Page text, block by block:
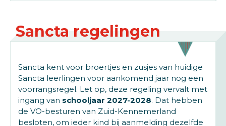
Sancta regelingen
Sancta kent voor broertjes en zusjes van huidige
Sancta leerlingen voor aankomend jaar nog een
voorrangsregel. Let op, deze regeling vervalt met
ingang van schooljaar 2027-2028. Dat hebben
de VO-besturen van Zuid-Kennemerland
besloten, om ieder kind bij aanmelding dezelfde